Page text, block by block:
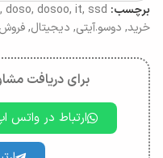
برچسب: , doso, dosoo, it, ssd
خرید, دوسو.آیتی, دیجیتال,فروش
برای دریافت
ارتباط در واتس